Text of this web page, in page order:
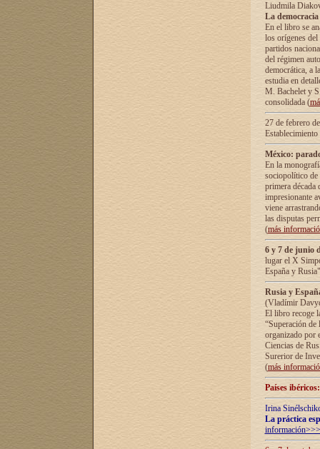
Liudmila
La
En el libro se
los orígenes
partidos
del régimen
democrática, а
estudia en
М. Bachelet у
consolidada (
27 de febrero
México:
En la
sociopolítico de
primera década
impresionante
viene
las disputas
(más
6 y 7 de junio
lugar el X
España y
Rusia y
(Vladímir
El libro recoge
“Superación
organizado por
Ciencias de
Surerior de
(más
Países
Irina
La práctica
información>>>